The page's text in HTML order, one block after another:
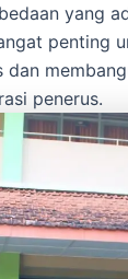
yang
penting
dan
penerus.